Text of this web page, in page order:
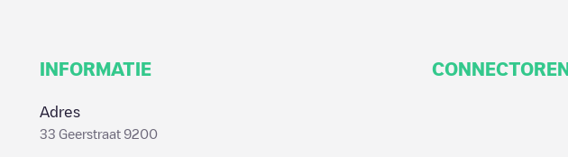
INFORMATIE
Adres
33 Geerstraat 9200
CONNECTOREN